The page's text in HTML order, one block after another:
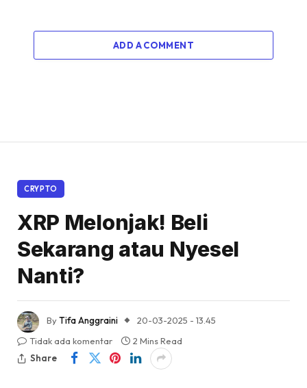
ADD A COMMENT
CRYPTO
XRP Melonjak! Beli
Sekarang atau Nyesel
Nanti?
ByTifa Anggraini
20-03-2025 - 13.45
Tidak ada komentar
2 Mins Read
Share